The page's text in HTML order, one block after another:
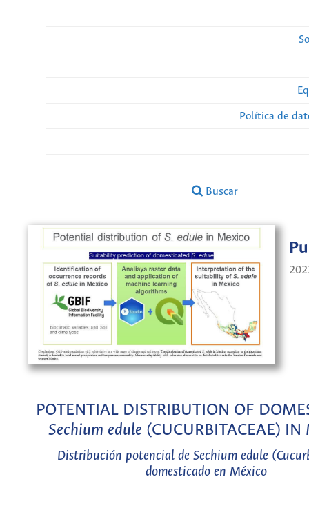
Política de
Buscar
POTENTIAL DISTRIBUTION OF
Sechium edule (CUCURBITACEAE) IN
Distribución potencial de Sechium edule
domesticado en México